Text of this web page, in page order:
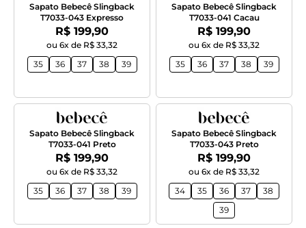
Sapato Bebecê Slingback
T7033-043 Expresso
Por:
R$ 199,90
ou 6x de R$ 33,32
35
36 37 38 39
Sapato Bebecê Slingback
T7033-041 Cacau
Por:
R$ 199,90
ou 6x de R$ 33,32
35
36 37 38 39
Sapato Bebecê Slingback
T7033-041 Preto
Por:
R$ 199,90
ou 6x de R$ 33,32
35
36 37 38 39
Sapato Bebecê Slingback
T7033-043 Preto
Por:
R$ 199,90
ou 6x de R$ 33,32
34
35 36 37
38
39